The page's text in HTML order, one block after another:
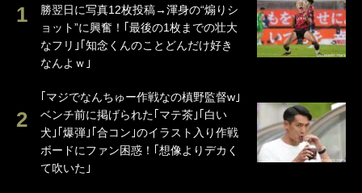
勝翌日に写真12枚投稿→渾身の“煽りシ
ョット”に興奮！｢最後の1枚までの壮大
なフリ｣｢知念くんのことどんだけ好き
なんよｗ｣
｢マジでなんちゅー作戦なの槙野監督w｣
ベンチ前に掲げられた｢マテ茶｣｢白い
犬｣｢爆弾｣｢合コン｣のイラスト入り作戦
ボードにファン困惑！｢想像よりデカく
て吹いた｣